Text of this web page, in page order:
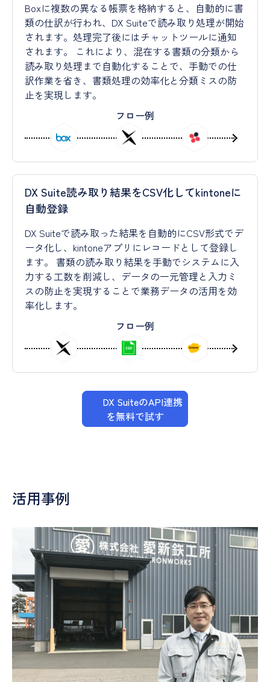
Boxに複数の異なる帳票を格納すると、自動的に書
類の仕訳が行われ、DX Suiteで読み取り処理が開始
されます。処理完了後にはチャットツールに通知
されます。 これにより、混在する書類の分類から
読み取り処理まで自動化することで、手動での仕
訳作業を省き、書類処理の効率化と分類ミスの防
止を実現します。
フロー例
DX Suite読み取り結果をCSV化してkintoneに
自動登録
DX Suiteで読み取った結果を自動的にCSV形式でデ
ータ化し、kintoneアプリにレコードとして登録し
ます。 書類の読み取り結果を手動でシステムに入
力する工数を削減し、データの一元管理と入力ミ
スの防止を実現することで業務データの活用を効
率化します。
フロー例
DX SuiteのAPI連携
を無料で試す
活用事例